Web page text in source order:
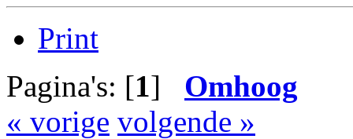
Print
Pagina's: [1] Omhoog
« vorige volgende »